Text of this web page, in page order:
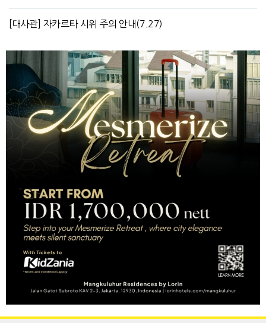
[대사관] 자카르타 시위 주의 안내(7.27)